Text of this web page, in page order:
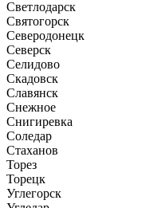
Светлодарск
Святогорск
Северодонецк
Северск
Селидово
Скадовск
Славянск
Снежное
Снигиревка
Соледар
Стаханов
Торез
Торецк
Углегорск